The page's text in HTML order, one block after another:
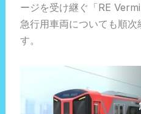
ージを受け継ぐ「RE
急行用車両についても順
す。